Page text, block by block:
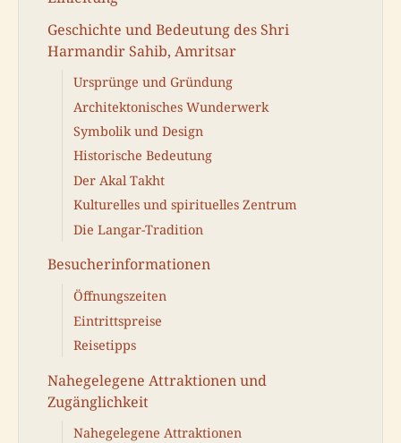
Geschichte und Bedeutung des Shri
Harmandir Sahib, Amritsar
Ursprünge und Gründung
Architektonisches Wunderwerk
Symbolik und Design
Historische Bedeutung
Der Akal Takht
Kulturelles und spirituelles Zentrum
Die Langar-Tradition
Besucherinformationen
Öffnungszeiten
Eintrittspreise
Reisetipps
Nahegelegene Attraktionen und
Zugänglichkeit
Nahegelegene Attraktionen